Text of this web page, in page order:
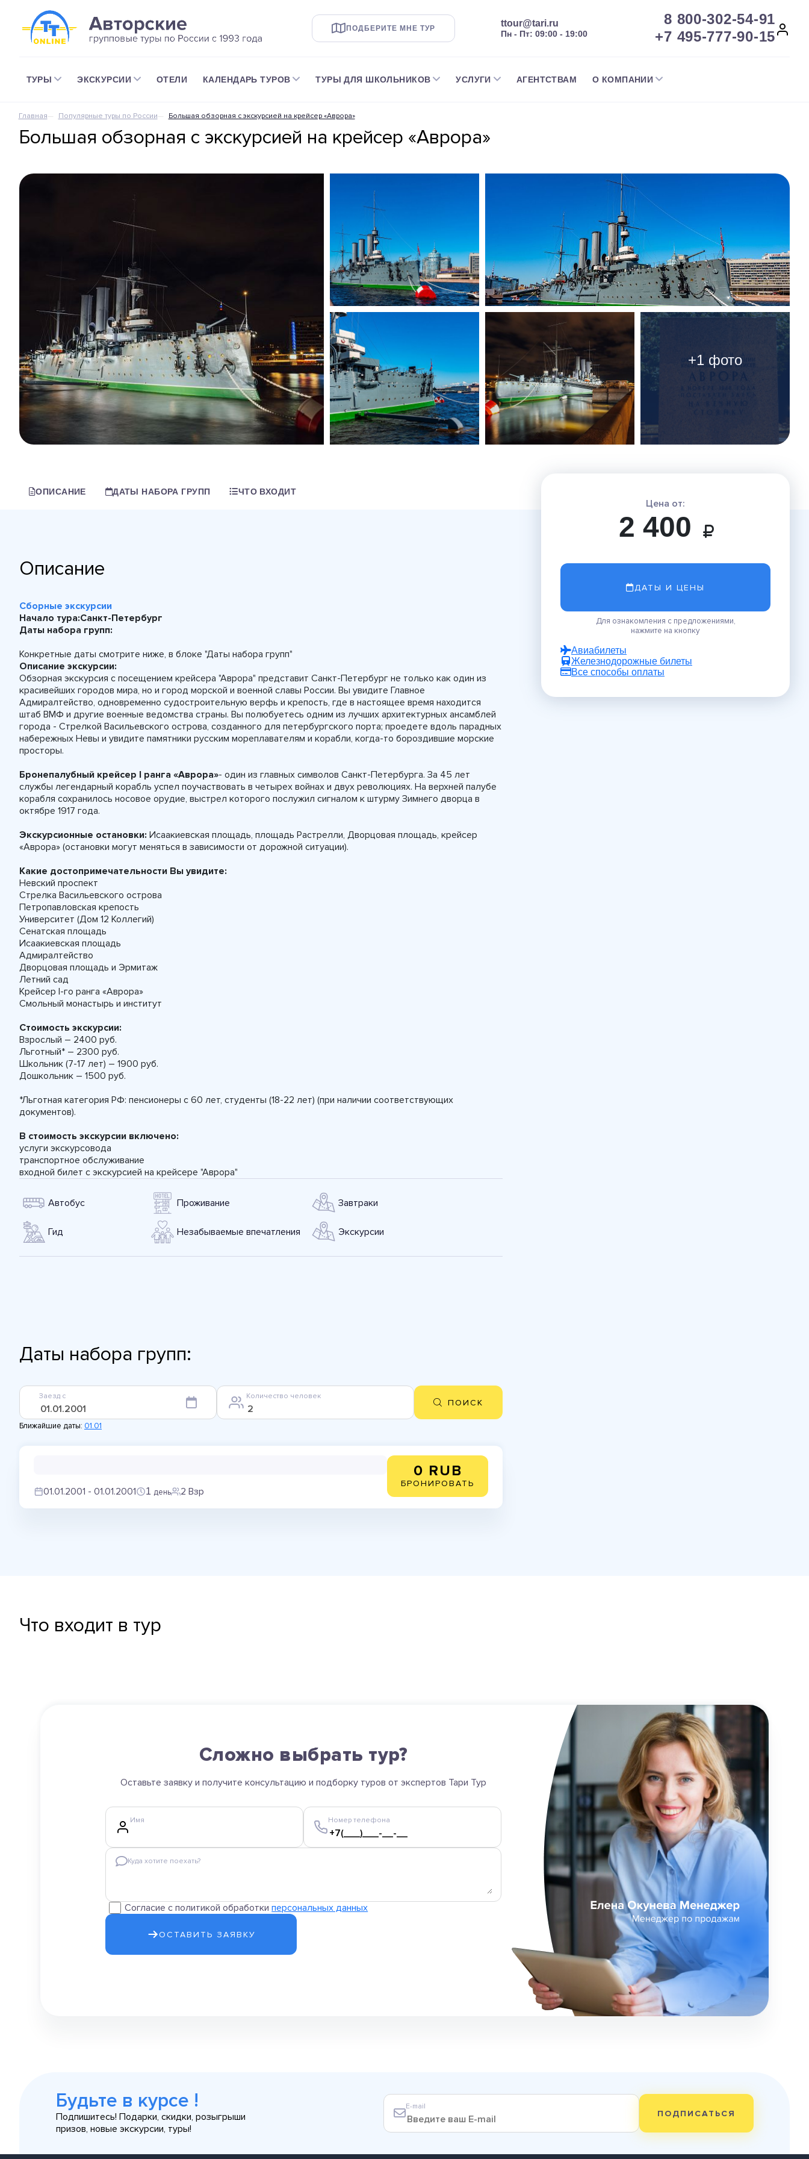
ПОДБЕРИТЕ МНЕ ТУР ttour@tari.ru
Пн - Пт: 09:00 - 19:00
8 800-302-54-91
+7 495-777-90-15
ТУРЫ ЭКСКУРСИИ ОТЕЛИ КАЛЕНДАРЬ ТУРОВ ТУРЫ ДЛЯ ШКОЛЬНИКОВ УСЛУГИ АГЕНТСТВАМ О КОМПАНИИ
Главная Популярные туры по России Большая обзорная с экскурсией на крейсер «Аврора»
Большая обзорная с экскурсией на крейсер «Аврора»
+1 фото
Цена от:
2 400
ДАТЫ И ЦЕНЫ
Для ознакомления с предложениями,
нажмите на кнопку
Авиабилеты
Железнодорожные билеты
Все способы оплаты
ОПИСАНИЕ ДАТЫ НАБОРА ГРУПП ЧТО ВХОДИТ
Описание
Сборные экскурсии
Начало тура:Санкт-Петербург
Даты набора групп:
Конкретные даты смотрите ниже, в блоке "Даты набора групп"
Описание экскурсии:
Обзорная экскурсия с посещением крейсера "Аврора" представит Санкт-Петербург не только как один из
красивейших городов мира, но и город морской и военной славы России. Вы увидите Главное
Адмиралтейство, одновременно судостроительную верфь и крепость, где в настоящее время находится
штаб ВМФ и другие военные ведомства страны. Вы полюбуетесь одним из лучших архитектурных ансамблей
города - Стрелкой Васильевского острова, созданного для петербургского порта; проедете вдоль парадных
набережных Невы и увидите памятники русским мореплавателям и корабли, когда-то бороздившие морские
просторы.
Бронепалубный крейсер I ранга «Аврора»- один из главных символов Санкт-Петербурга. За 45 лет
службы легендарный корабль успел поучаствовать в четырех войнах и двух революциях. На верхней палубе
корабля сохранилось носовое орудие, выстрел которого послужил сигналом к штурму Зимнего дворца в
октябре 1917 года.
Экскурсионные остановки: Исаакиевская площадь, площадь Растрелли, Дворцовая площадь, крейсер
«Аврора» (остановки могут меняться в зависимости от дорожной ситуации).
Какие достопримечательности Вы увидите:
Невский проспект
Стрелка Васильевского острова
Петропавловская крепость
Университет (Дом 12 Коллегий)
Сенатская площадь
Исаакиевская площадь
Адмиралтейство
Дворцовая площадь и Эрмитаж
Летний сад
Крейсер I-го ранга «Аврора»
Смольный монастырь и институт
Стоимость экскурсии:
Взрослый – 2400 руб.
Льготный* – 2300 руб.
Школьник (7-17 лет) – 1900 руб.
Дошкольник – 1500 руб.
*Льготная категория РФ: пенсионеры с 60 лет, студенты (18-22 лет) (при наличии соответствующих
документов).
В стоимость экскурсии включено:
услуги экскурсовода
транспортное обслуживание
входной билет с экскурсией на крейсере "Аврора"
Автобус Проживание Завтраки
Гид Незабываемые впечатления Экскурсии
Даты набора групп:
Заезд с Количество человек
ПОИСК
Ближайшие даты: 01.01
01.01.2001 - 01.01.2001 1 день 2 Взр
0 RUB
БРОНИРОВАТЬ
Что входит в тур
Сложно выбрать тур?
Оставьте заявку и получите консультацию и подборку туров от экспертов Тари Тур
Имя Номер телефона
Куда хотите поехать?
Согласие с политикой обработкиперсональных данных
ОСТАВИТЬ ЗАЯВКУ
Будьте в курсе !
Подпишитесь! Подарки, скидки, розыгрыши
призов, новые экскурсии, туры!
E-mail
ПОДПИСАТЬСЯ